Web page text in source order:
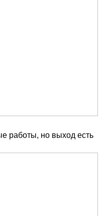
работы, но выход есть